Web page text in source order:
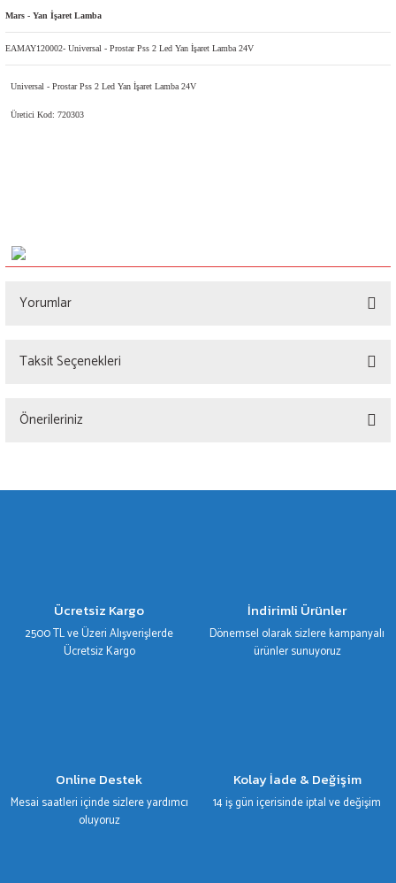
Mars - Yan İşaret Lamba
EAMAY120002- Universal - Prostar Pss 2 Led Yan İşaret Lamba 24V
Universal - Prostar Pss 2 Led Yan İşaret Lamba 24V
Üretici Kod: 720303
Yorumlar
Taksit Seçenekleri
Önerileriniz
gördüğünüz noktaları öneri formunu kullanarak tarafımıza iletebilirsiniz.
Ürün fiyatı diğer sitelerden daha pahalı.
Bu ürüne benzer farklı alternatifler olmalı.
Ücretsiz Kargo
2500 TL ve Üzeri Alışverişlerde
Ücretsiz Kargo
İndirimli Ürünler
Dönemsel olarak sizlere kampanyalı
ürünler sunuyoruz
Online Destek
Mesai saatleri içinde sizlere yardımcı
oluyoruz
Kolay İade & Değişim
14 iş gün içerisinde iptal ve değişim